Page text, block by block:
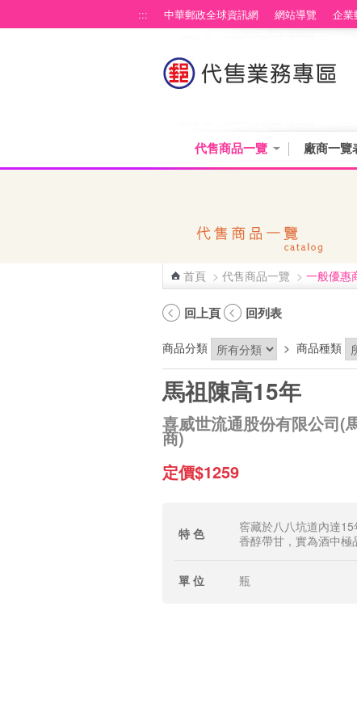
::: 中華郵政全球資訊網 網站導覽 企業
代售商品一覽 廠商一覽
首頁 > 代售商品一覽 > 一般優惠
回上頁 回列表
商品分類 > 商品種類
馬祖陳高15年
喜威世流通股份有限公司(
商)
定價$1259
特 色
窖藏於八八坑道內達
香醇帶甘，實為酒中極
單 位 瓶